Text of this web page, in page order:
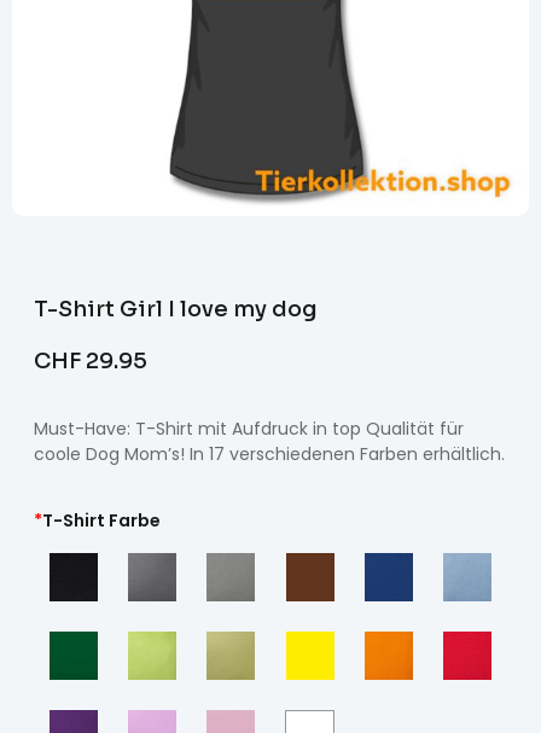
T-Shirt Girl I love my dog
CHF 29.95
Must-Have: T-Shirt mit Aufdruck in top Qualität für
coole Dog Mom’s! In 17 verschiedenen Farben erhältlich.
*T-Shirt Farbe